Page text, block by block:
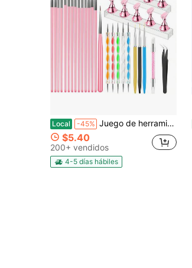
Local -45% Juego de herramientas de arte de uñas YOOVR, soporte de uñas para presionar el soporte para pintar uñas, pinceles de arte de uñas, pinceles de línea, herramienta de punteado de uñas, kit de suministros de herramientas de diseño imprescindibles para técnicos de uñas y principiantes (rosa)
$5.40
200+ vendidos
4-5 días hábiles